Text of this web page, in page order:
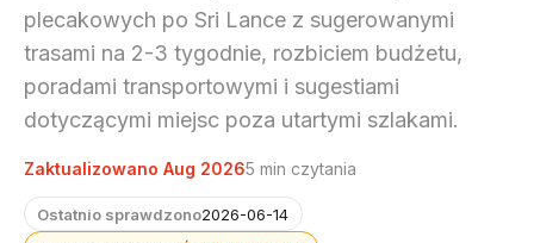
plecakowych po Sri Lance z sugerowanymi
trasami na 2-3 tygodnie, rozbiciem budżetu,
poradami transportowymi i sugestiami
dotyczącymi miejsc poza utartymi szlakami.
Zaktualizowano Aug 20265 min czytania
Ostatnio sprawdzono2026-06-14